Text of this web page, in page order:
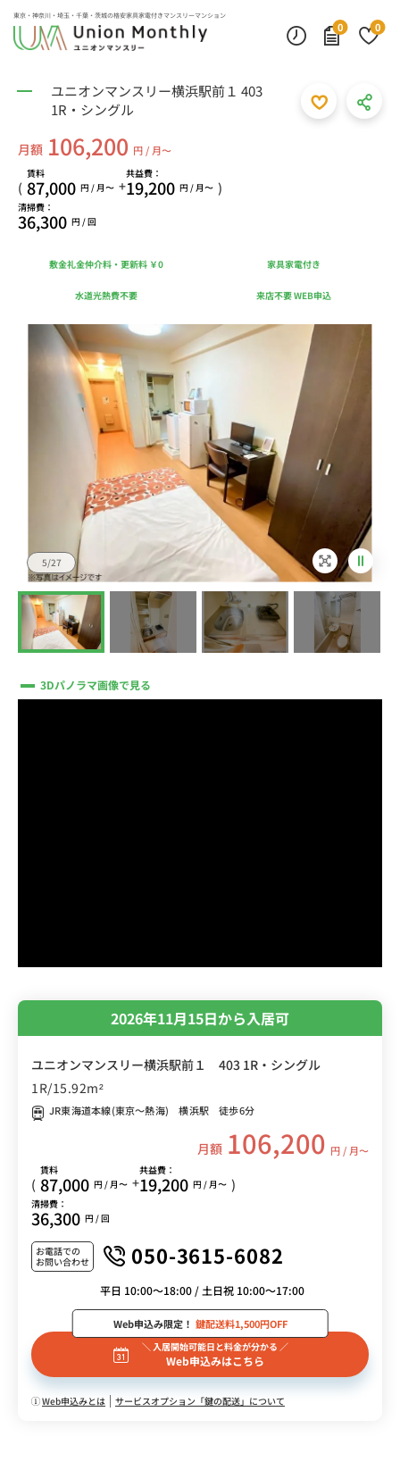
東京・神奈川・埼玉・千葉・茨城の格安家具家電付きマンスリーマンション
0
0
ユニオンマンスリー横浜駅前１ 403
1R・シングル
月額 106,200 円 / 月〜
(
賃料
87,000 円 / 月〜 +
共益費：
19,200 円 / 月〜 )
清掃費：
36,300 円 / 回
敷金礼金仲介料・更新料 ￥0 家具家電付き
水道光熱費不要 来店不要 WEB申込
5/27
3Dパノラマ画像で見る
2026年11月15日から入居可
ユニオンマンスリー横浜駅前１ 403 1R・シングル
1R/15.92m²
JR東海道本線(東京～熱海) 横浜駅 徒歩6分
月額 106,200 円 / 月〜
(
賃料
87,000 円 / 月〜 +
共益費：
19,200 円 / 月〜 )
清掃費：
36,300 円 / 回
お電話での
お問い合わせ
050-3615-6082
平日 10:00～18:00 / 土日祝 10:00～17:00
＼ 入居開始可能日と料金が分かる ／
Web申込みはこちら
Web申込み限定！ 鍵配送料1,500円OFF
Web申込みとは サービスオプション「鍵の配送」について